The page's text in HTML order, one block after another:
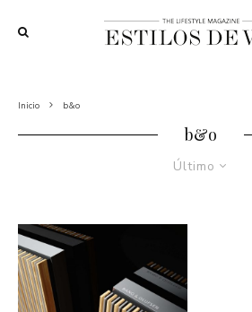
Inicio b&o
b&o
Último